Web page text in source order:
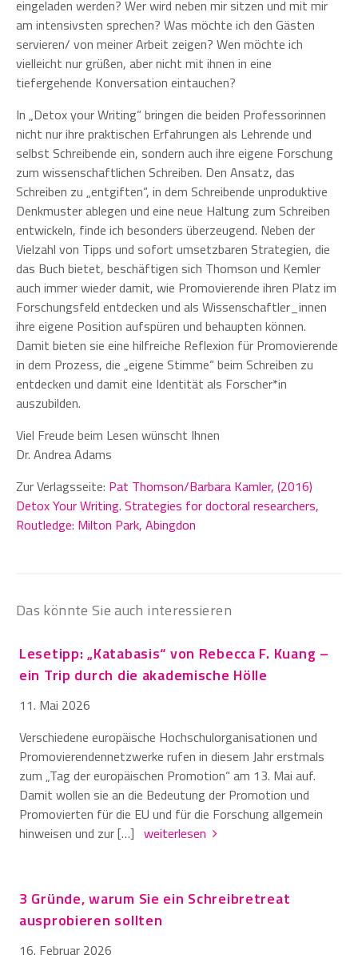
eingeladen werden? Wer wird neben mir sitzen und mit mir
am intensivsten sprechen? Was möchte ich den Gästen
servieren/ von meiner Arbeit zeigen? Wen möchte ich
vielleicht nur grüßen, aber nicht mit ihnen in eine
tiefergehende Konversation eintauchen?
In „Detox your Writing“ bringen die beiden Professorinnen
nicht nur ihre praktischen Erfahrungen als Lehrende und
selbst Schreibende ein, sondern auch ihre eigene Forschung
zum wissenschaftlichen Schreiben. Den Ansatz, das
Schreiben zu „entgiften“, in dem Schreibende unproduktive
Denkmuster ablegen und eine neue Haltung zum Schreiben
entwickeln, finde ich besonders überzeugend. Neben der
Vielzahl von Tipps und sofort umsetzbaren Strategien, die
das Buch bietet, beschäftigen sich Thomson und Kemler
auch immer wieder damit, wie Promovierende ihren Platz im
Forschungsfeld entdecken und als Wissenschaftler_innen
ihre eigene Position aufspüren und behaupten können.
Damit bieten sie eine hilfreiche Reflexion für Promovierende
in dem Prozess, die „eigene Stimme“ beim Schreiben zu
entdecken und damit eine Identität als Forscher*in
auszubilden.
Viel Freude beim Lesen wünscht Ihnen
Dr. Andrea Adams
Zur Verlagsseite: Pat Thomson/Barbara Kamler, (2016)
Detox Your Writing. Strategies for doctoral researchers,
Routledge: Milton Park, Abingdon
Das könnte Sie auch interessieren
Lesetipp: „Katabasis“ von Rebecca F. Kuang –
ein Trip durch die akademische Hölle
11. Mai 2026
Verschiedene europäische Hochschulorganisationen und
Promovierendennetzwerke rufen in diesem Jahr erstmals
zum „Tag der europäischen Promotion“ am 13. Mai auf.
Damit wollen sie an die Bedeutung der Promotion und
Promovierten für die EU und für die Forschung allgemein
hinweisen und zur […] weiterlesen
3 Gründe, warum Sie ein Schreibretreat
ausprobieren sollten
16. Februar 2026